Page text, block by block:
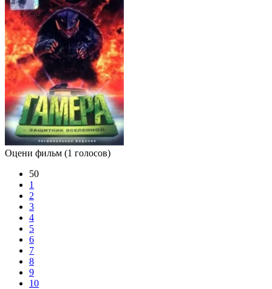
Оцени фильм (1 голосов)
50
1
2
3
4
5
6
7
8
9
10